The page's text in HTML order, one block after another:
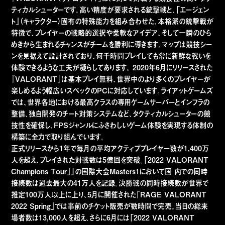
ティカルシューターです。高い精度が要求される銃撃戦と、「エージェン
ト」（キャラクター）固有の特殊能力を組み合わせた、本格派の銃撃戦が
特徴で、プレイヤーの戦略的選択や柔軟なアイデア、そして一瞬のひら
めきから生まれるチャンスがチームを勝利に導きます。マップは競技シー
ンを見据えて設計されており、何千時間プレイしても常に新鮮な戦いを
体験できるような工夫が凝らしてあります。 2020年6月にリリースされた
『VALORANT』は基本プレイ無料、世界中のより多くのプレイヤーが
楽しめるよう幅広いスペックのPCに対応しています。ライアットゲームズ
では、世界各地における最高クラスの専用ゲームサーバーとインフラの
整備、独自開発のチート対策システムなど、タクティカルシューターの競
技性を確保し、FPSジャンルにふさわしいゲーム体験を実現する体制の
構築に全力で取り組んでいます。
正式リリースから1年で毎月の平均アクティブプレイヤー数が1,400万
人を超え、プレイされた対戦数は5億回を突破。「2022 VALORANT
Champions Tour」』の国際大会Masters1において国 内での同時
接続数は過去最大の41万人を記録。決勝戦の同時接続数が世界で
推定100万人以上に上り、5月に開催された「RAGE VALORANT
2022 Spring」では事前のチケット販売が数時間で完売。当日の総来
場者数は13,000人を超え、さらに6月には「2022 VALORANT